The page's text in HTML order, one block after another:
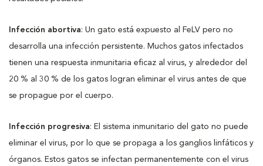
Infección abortiva: Un gato está expuesto al FeLV pero no
desarrolla una infección persistente. Muchos gatos infectados
tienen una respuesta inmunitaria eficaz al virus, y alrededor del
20 % al 30 % de los gatos logran eliminar el virus antes de que
se propague por el cuerpo.
Infección progresiva: El sistema inmunitario del gato no puede
eliminar el virus, por lo que se propaga a los ganglios linfáticos y
órganos. Estos gatos se infectan permanentemente con el virus